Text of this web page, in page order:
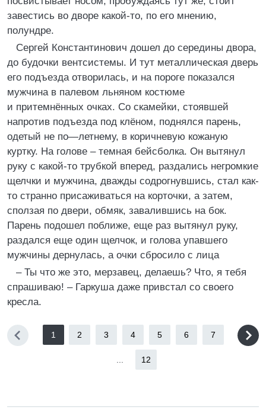
завестись во дворе какой-то, по его мнению,
полундре.
Сергей Константинович дошел до середины двора,
до будочки вентсистемы. И тут металлическая дверь
его подъезда отворилась, и на пороге показался
мужчина в палевом льняном костюме
и притемнённых очках. Со скамейки, стоявшей
напротив подъезда под клёном, поднялся парень,
одетый не по—летнему, в коричневую кожаную
куртку. На голове – темная бейсболка. Он вытянул
руку с какой-то трубкой вперед, раздались негромкие
щелчки и мужчина, дважды содрогнувшись, стал как-
то странно присаживаться на корточки, а затем,
сползая по двери, обмяк, завалившись на бок.
Парень подошел поближе, еще раз вытянул руку,
раздался еще один щелчок, и голова упавшего
мужчины дернулась, а очки сбросило с лица
– Ты что же это, мерзавец, делаешь? Что, я тебя
спрашиваю! – Гаркуша даже привстал со своего
кресла.
1 2 3 4 5 6 7
12